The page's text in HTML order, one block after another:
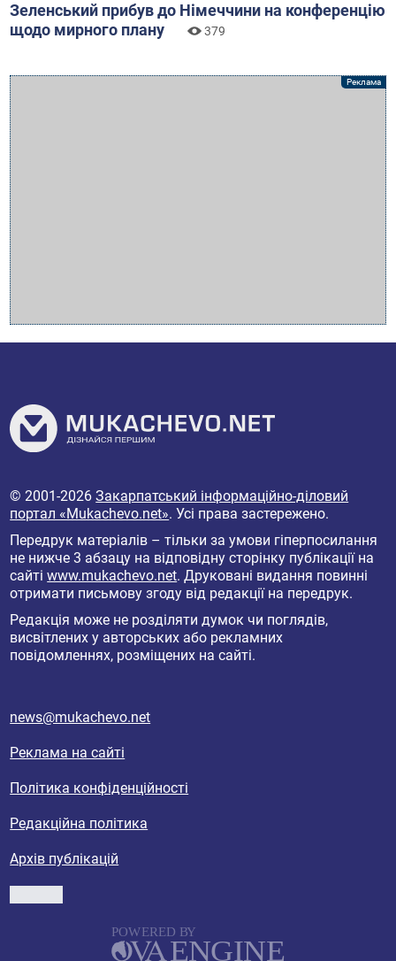
Зеленський прибув до Німеччини на конференцію
щодо мирного плану
379
© 2001-2026Закарпатський інформаційно-діловий
портал «Mukachevo.net». Усі права застережено.
Передрук матеріалів – тільки за умови гіперпосилання
не нижче 3 абзацу на відповідну сторінку публікації на
сайтіwww.mukachevo.net. Друковані видання повинні
отримати письмову згоду від редакції на передрук.
Редакція може не розділяти думок чи поглядів,
висвітлених у авторських або рекламних
повідомленнях, розміщених на сайті.
news@mukachevo.net
Реклама на сайті
Політика конфіденційності
Редакційна політика
Архів публікацій